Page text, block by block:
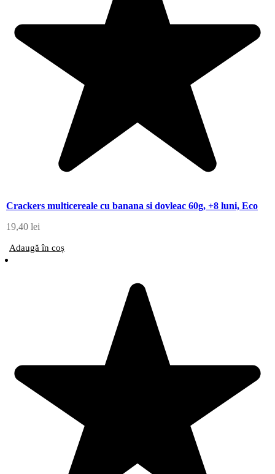
Crackers multicereale cu banana si dovleac 60g, +8 luni, Eco
19,40 lei
Adaugă în coș